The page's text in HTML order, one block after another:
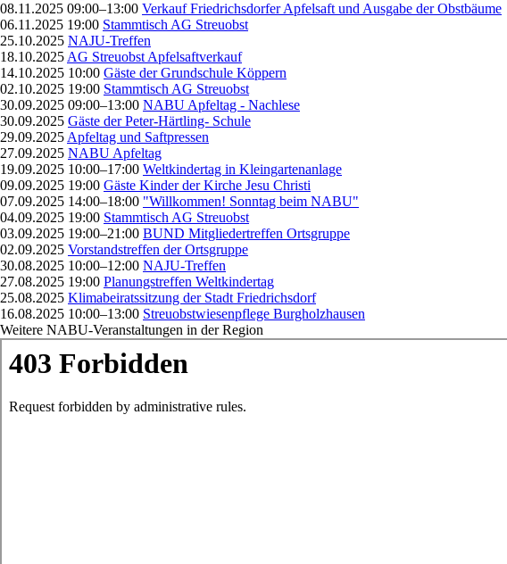
08.11.2025 09:00–13:00 Verkauf Friedrichsdorfer Apfelsaft und Ausgabe der Obstbäume
06.11.2025 19:00 Stammtisch AG Streuobst
25.10.2025 NAJU-Treffen
18.10.2025 AG Streuobst Apfelsaftverkauf
14.10.2025 10:00 Gäste der Grundschule Köppern
02.10.2025 19:00 Stammtisch AG Streuobst
30.09.2025 09:00–13:00 NABU Apfeltag - Nachlese
30.09.2025 Gäste der Peter-Härtling- Schule
29.09.2025 Apfeltag und Saftpressen
27.09.2025 NABU Apfeltag
19.09.2025 10:00–17:00 Weltkindertag in Kleingartenanlage
09.09.2025 19:00 Gäste Kinder der Kirche Jesu Christi
07.09.2025 14:00–18:00 "Willkommen! Sonntag beim NABU"
04.09.2025 19:00 Stammtisch AG Streuobst
03.09.2025 19:00–21:00 BUND Mitgliedertreffen Ortsgruppe
02.09.2025 Vorstandstreffen der Ortsgruppe
30.08.2025 10:00–12:00 NAJU-Treffen
27.08.2025 19:00 Planungstreffen Weltkindertag
25.08.2025 Klimabeiratssitzung der Stadt Friedrichsdorf
16.08.2025 10:00–13:00 Streuobstwiesenpflege Burgholzhausen
Weitere NABU-Veranstaltungen in der Region